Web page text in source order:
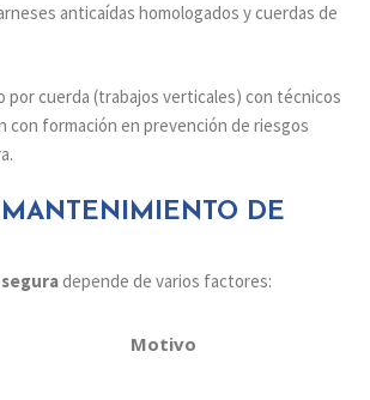
anticaídas homologados y cuerdas de
por cuerda (trabajos verticales) con técnicos
con formación en prevención de riesgos
DE
depende de varios factores:
Motivo